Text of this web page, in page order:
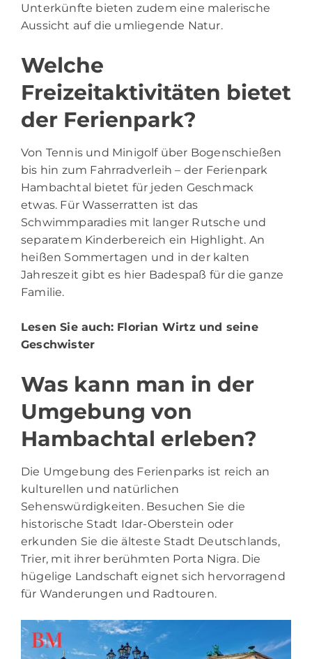
Unterkünfte bieten zudem eine malerische
Aussicht auf die umliegende Natur.
Welche
Freizeitaktivitäten bietet
der Ferienpark?
Von Tennis und Minigolf über Bogenschießen
bis hin zum Fahrradverleih – der Ferienpark
Hambachtal bietet für jeden Geschmack
etwas. Für Wasserratten ist das
Schwimmparadies mit langer Rutsche und
separatem Kinderbereich ein Highlight. An
heißen Sommertagen und in der kalten
Jahreszeit gibt es hier Badespaß für die ganze
Familie.
Lesen Sie auch: Florian Wirtz und seine
Geschwister
Was kann man in der
Umgebung von
Hambachtal erleben?
Die Umgebung des Ferienparks ist reich an
kulturellen und natürlichen
Sehenswürdigkeiten. Besuchen Sie die
historische Stadt Idar-Oberstein oder
erkunden Sie die älteste Stadt Deutschlands,
Trier, mit ihrer berühmten Porta Nigra. Die
hügelige Landschaft eignet sich hervorragend
für Wanderungen und Radtouren.